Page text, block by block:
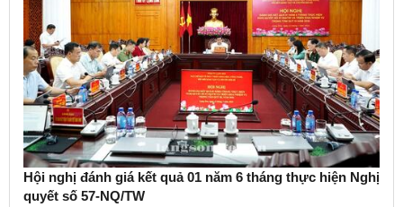
Hội nghị đánh giá kết quả 01 năm 6 tháng thực hiện Nghị
quyết số 57-NQ/TW